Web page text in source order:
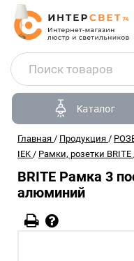
Каталог
Главная / Продукция /
IEK / Рамки, розетки BRITE
BRITE Рамка 3
алюминий